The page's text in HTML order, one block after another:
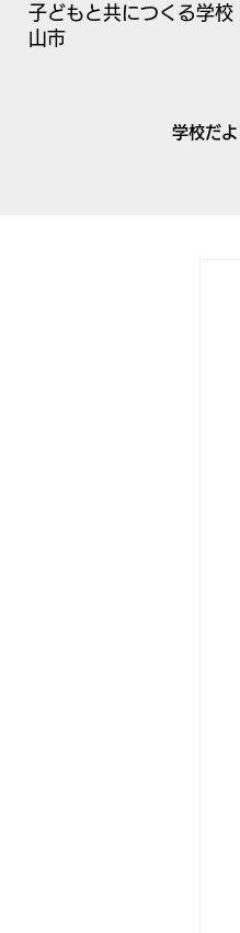
子どもと共につくる学
山市
学校だよ